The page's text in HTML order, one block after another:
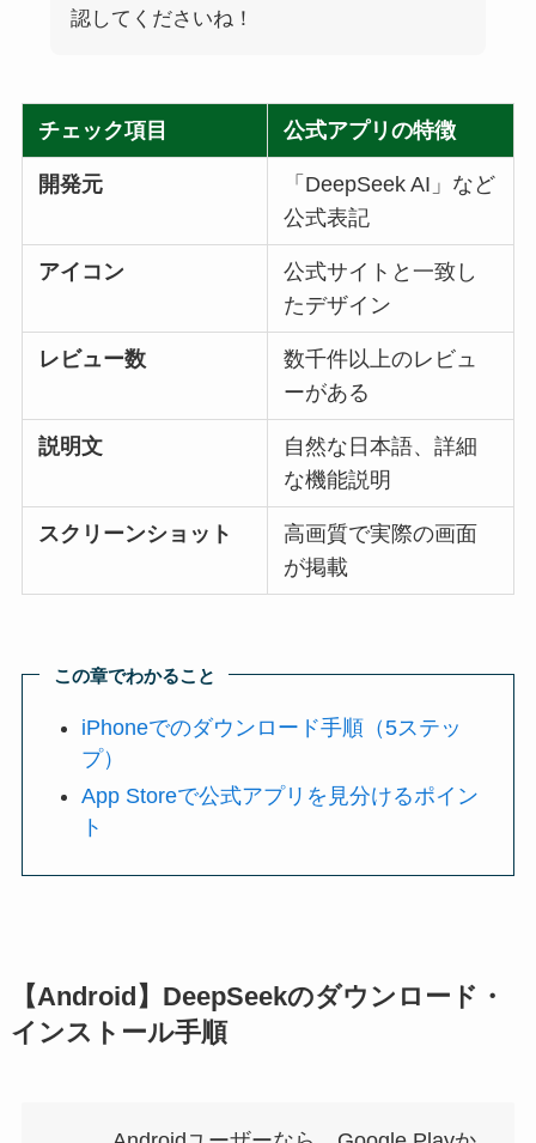
認してくださいね！
チェック項目 公式アプリの特徴
開発元
「DeepSeek AI」など
公式表記
アイコン
公式サイトと一致し
たデザイン
レビュー数
数千件以上のレビュ
ーがある
説明文
自然な日本語、詳細
な機能説明
スクリーンショット
高画質で実際の画面
が掲載
この章でわかること
iPhoneでのダウンロード手順（5ステッ
プ）
App Storeで公式アプリを見分けるポイン
ト
【Android】DeepSeekのダウンロード・
インストール手順